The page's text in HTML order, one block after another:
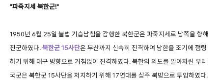
"파죽지세 북한군!"
1950년 6월 25일 불법 기습남침을 감행한 북한군은 파죽지세로 남쪽을 향해
진군하였다.북한군 15사단은 부산까지 신속히 진격하여 남한을 조기에 점령
하기 위해 대구 방향으로 거침없이 진격하였다. 북한의 의도를 알아차린 우리
국군은 북한군 15사단을 저지하기 위해 17연대를 상주 북방으로 투입하였다.